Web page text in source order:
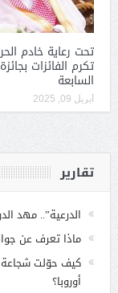
تحت رعاية خادم
تكرم الفائزات
السابعة
أبريل 09, 2025
تقارير
الدرعية”.. مهد
ماذا تعرف عن
كيف حوّلت شجاعة
أوروبا؟